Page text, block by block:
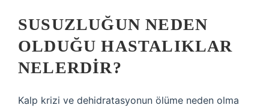
SUSUZLUĞUN NEDEN
OLDUĞU HASTALIKLAR
NELERDIR?
Kalp krizi ve dehidratasyonun ölüme neden olma